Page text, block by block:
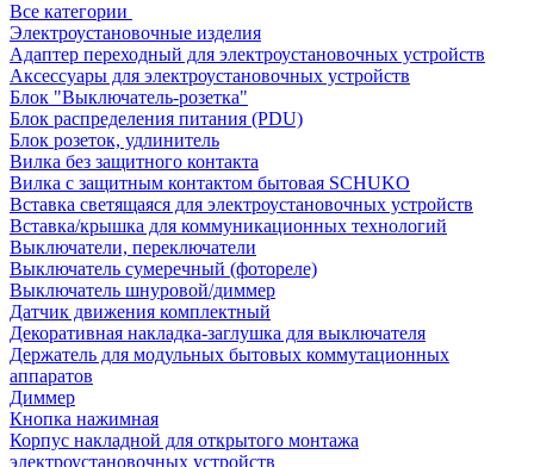
Все категории
Электроустановочные изделия
Адаптер переходный для электроустановочных устройств
Аксессуары для электроустановочных устройств
Блок "Выключатель-розетка"
Блок распределения питания (PDU)
Блок розеток, удлинитель
Вилка без защитного контакта
Вилка с защитным контактом бытовая SCHUKO
Вставка светящаяся для электроустановочных устройств
Вставка/крышка для коммуникационных технологий
Выключатели, переключатели
Выключатель сумеречный (фотореле)
Выключатель шнуровой/диммер
Датчик движения комплектный
Декоративная накладка-заглушка для выключателя
Держатель для модульных бытовых коммутационных
аппаратов
Диммер
Кнопка нажимная
Корпус накладной для открытого монтажа
электроустановочных устройств